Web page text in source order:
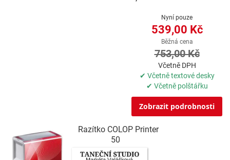
Nyní pouze
539,00 Kč
Běžná cena
753,00 Kč
Včetně DPH
✔ Včetně textové desky
✔ Včetně polštářku
Zobrazit podrobnosti
Razítko COLOP Printer
50